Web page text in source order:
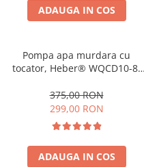
ADAUGA IN COS
Pompa apa murdara cu
tocator, Heber® WQCD10-8-
refulare 8 m, submersibila
375,00 RON
299,00 RON
ADAUGA IN COS